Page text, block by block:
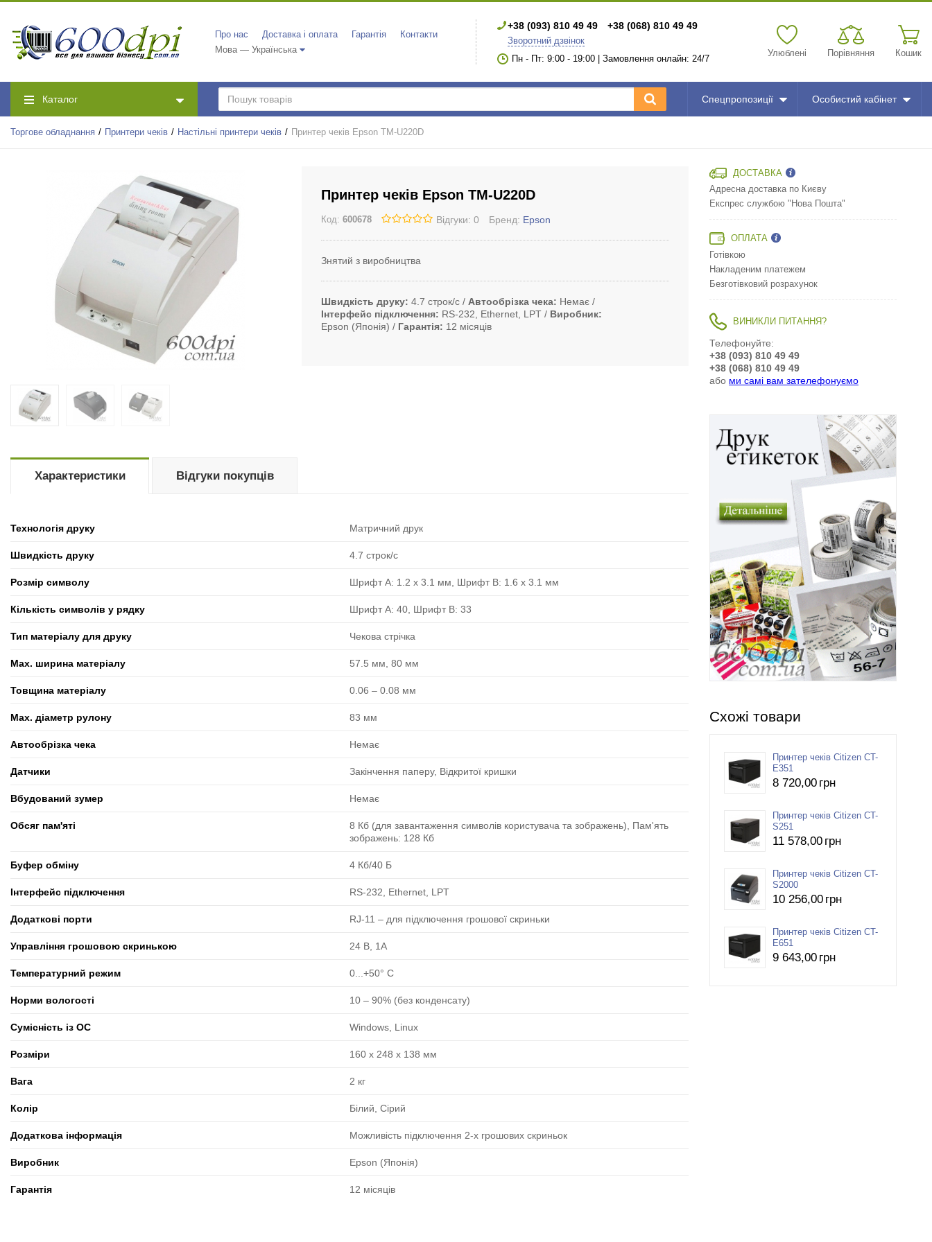
Про нас Доставка і оплата Гарантія
Контакти
Мова — Українська
+38 (093) 810 49 49 +38 (068) 810 49 49
Зворотний дзвінок
Пн - Пт: 9:00 - 19:00 | Замовлення онлайн: 24/7
Улюблені Порівняння Кошик
Каталог Спецпропозиції Особистий кабінет
Торгове обладнання Принтери чеків Настільні принтери чеків Принтер чеків Epson TM-U220D
Принтер чеків Epson TM-U220D
Код: 600678 Відгуки: 0 Бренд: Epson
Знятий з виробництва
Швидкість друку 4.7 строк/с Автообрізка чека
Немає
Інтерфейс підключення
RS-232, Ethernet, LPT
Виробник
Epson (Японія)
Гарантія 12 місяців
Характеристики
Технологія друку Матричний друк
Швидкість друку 4.7 строк/с
Розмір символу Шрифт A: 1.2 x 3.1 мм, Шрифт B: 1.6 x 3.1 мм
Кількість символів у рядку Шрифт A: 40, Шрифт B: 33
Тип матеріалу для друку Чекова стрічка
Max. ширина матеріалу 57.5 мм, 80 мм
Товщина матеріалу 0.06 ‒ 0.08 мм
Max. діаметр рулону 83 мм
Автообрізка чека Немає
Датчики Закінчення паперу, Відкритої кришки
Вбудований зумер Немає
Обсяг пам'яті
8 Кб (для завантаження символів користувача та зображень), Пам'ять
зображень: 128 Кб
Буфер обміну 4 Кб/40 Б
Інтерфейс підключення RS-232, Ethernet, LPT
Додаткові порти RJ-11 ‒ для підключення грошової скриньки
Управління грошовою скринькою 24 В, 1А
Температурний режим 0...+50° C
Норми вологості 10 ‒ 90% (без конденсату)
Сумісність із ОС Windows, Linux
Розміри 160 x 248 x 138 мм
Вага 2 кг
Колір Білий, Сірий
Додаткова інформація Можливість підключення 2-х грошових скриньок
Виробник Epson (Японія)
Гарантія 12 місяців
Відгуки покупців
ДОСТАВКА
Адресна доставка по Києву
Експрес службою "Нова Пошта"
ОПЛАТА
Готівкою
Накладеним платежем
Безготівковий розрахунок
ВИНИКЛИ ПИТАННЯ?
Телефонуйте:
+38 (093) 810 49 49
+38 (068) 810 49 49
або ми самі вам зателефонуємо
Схожі товари
Принтер чеків Citizen CT-
E351
8 720,00 грн
Принтер чеків Citizen CT-
S251
11 578,00 грн
Принтер чеків Citizen CT-
S2000
10 256,00 грн
Принтер чеків Citizen CT-
E651
9 643,00 грн